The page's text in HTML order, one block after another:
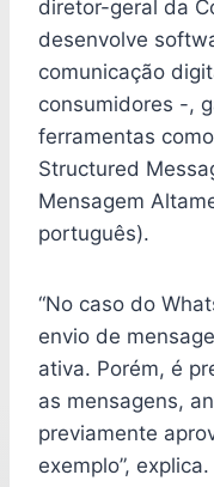
diretor-geral da
desenvolve
comunicação
consumidores -,
ferramentas
Structured
Mensagem
português).
“No caso do
envio de
ativa. Porém, é
as mensagens,
previamente
exemplo”, explica.